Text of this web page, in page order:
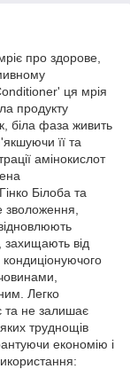
про здорове,
ця мрія
продукту
біла фаза живить
її та
амінокислот
Білоба та
зволоження,
захищають від
Легко
та не залишає
труднощів
економію і